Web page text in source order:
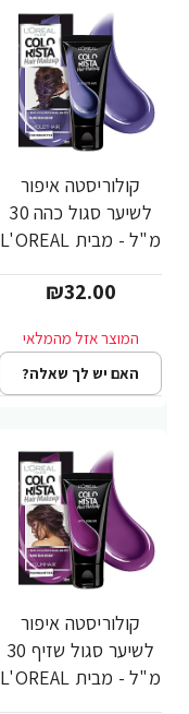
קולוריסטה איפור
לשיער סגול כהה 30
מ"ל - מבית L'OREAL
₪32.00
האם יש לך שאלה?
קולוריסטה איפור
לשיער סגול שזיף 30
מ"ל - מבית L'OREAL